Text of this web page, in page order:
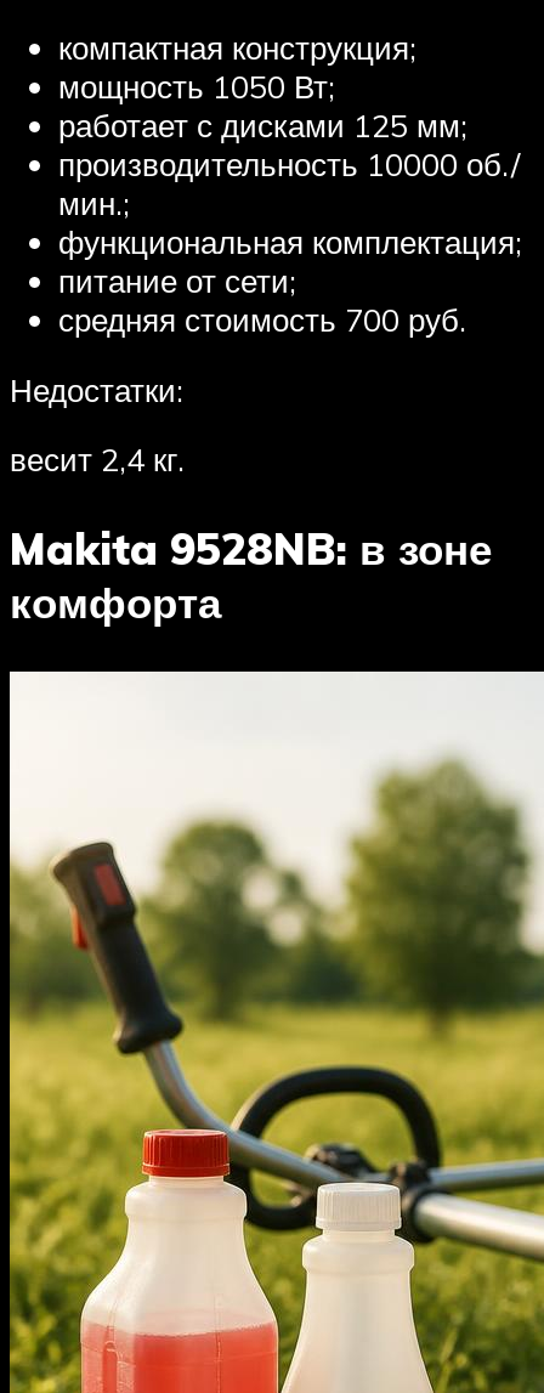
компактная конструкция;
мощность 1050 Вт;
работает с дисками 125 мм;
производительность 10000 об./
мин.;
функциональная комплектация;
питание от сети;
средняя стоимость 700 руб.
Недостатки:
весит 2,4 кг.
Makita 9528NB: в зоне
комфорта